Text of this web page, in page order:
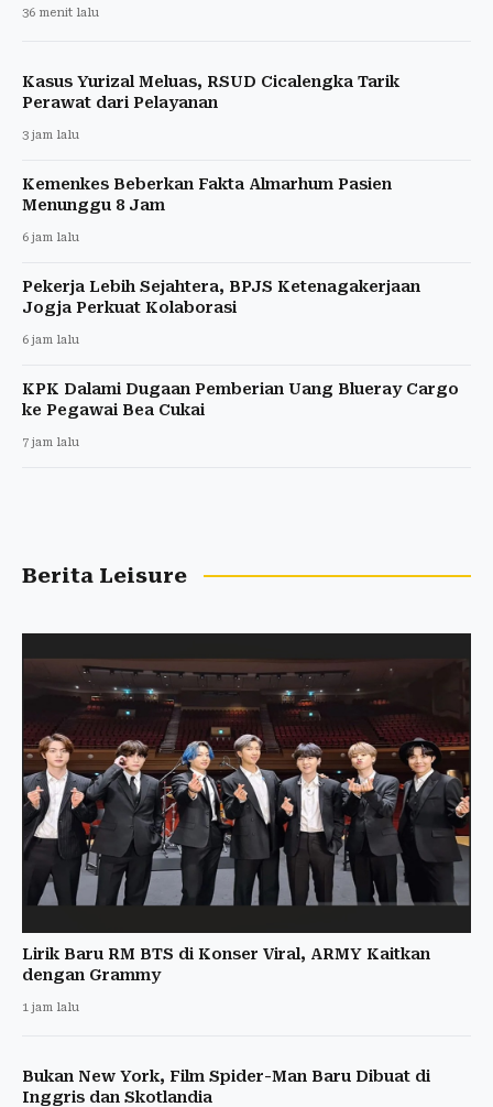
36 menit lalu
Kasus Yurizal Meluas, RSUD Cicalengka Tarik
Perawat dari Pelayanan
3 jam lalu
Kemenkes Beberkan Fakta Almarhum Pasien
Menunggu 8 Jam
6 jam lalu
Pekerja Lebih Sejahtera, BPJS Ketenagakerjaan
Jogja Perkuat Kolaborasi
6 jam lalu
KPK Dalami Dugaan Pemberian Uang Blueray Cargo
ke Pegawai Bea Cukai
7 jam lalu
Berita Leisure
Lirik Baru RM BTS di Konser Viral, ARMY Kaitkan
dengan Grammy
1 jam lalu
Bukan New York, Film Spider-Man Baru Dibuat di
Inggris dan Skotlandia